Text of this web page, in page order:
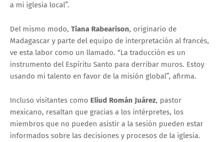
a mi iglesia local”.
Del mismo modo, Tiana Rabearison, originario de
Madagascar y parte del equipo de interpretación al francés,
ve esta labor como un llamado. “La traducción es un
instrumento del Espíritu Santo para derribar muros. Estoy
usando mi talento en favor de la misión global”, afirma.
Incluso visitantes como Eliud Román Juárez, pastor
mexicano, resaltan que gracias a los intérpretes, los
miembros que no pueden asistir a la sesión pueden estar
informados sobre las decisiones y procesos de la iglesia.